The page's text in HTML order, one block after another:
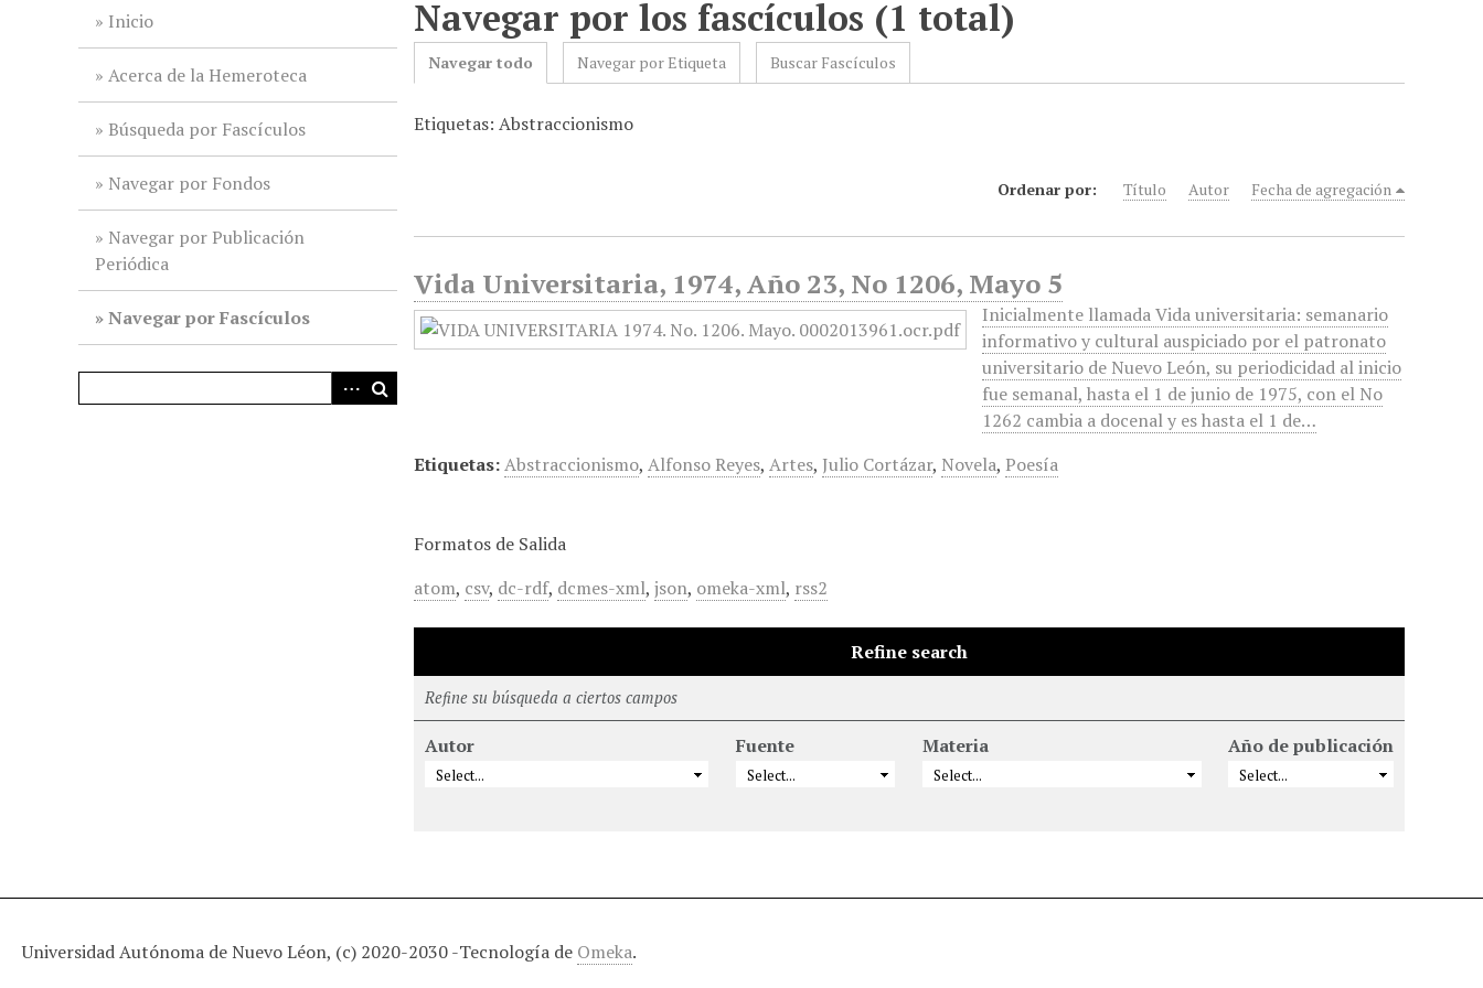
Inicio
Acerca de la Hemeroteca
Búsqueda por Fascículos
Navegar por Fondos
Navegar por Publicación
Periódica
Navegar por Fascículos
Navegar por los fascículos (1 total)
Navegar todo Navegar por Etiqueta Buscar Fascículos
Etiquetas: Abstraccionismo
Ordenar por: Título Autor Fecha de agregación
Vida Universitaria, 1974, Año 23, No 1206, Mayo 5
Inicialmente llamada Vida universitaria: semanario
informativo y cultural auspiciado por el patronato
universitario de Nuevo León, su periodicidad al inicio
fue semanal, hasta el 1 de junio de 1975, con el No
1262 cambia a docenal y es hasta el 1 de…
Etiquetas:Abstraccionismo,Alfonso Reyes,Artes, Julio Cortázar, Novela, Poesía
Formatos de Salida
atom, csv, dc-rdf, dcmes-xml,json, omeka-xml, rss2
Refine search
Refine su búsqueda a ciertos campos
Autor Fuente Materia Año de publicación
Universidad Autónoma de Nuevo Léon, (c) 2020-2030 -Tecnología de Omeka.